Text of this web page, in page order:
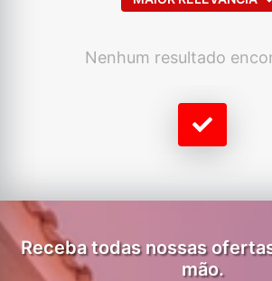
Nenhum resultado
Receba todas nossas
mão.